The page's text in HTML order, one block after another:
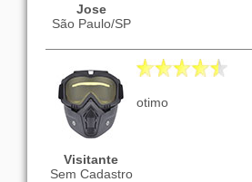
Jose
São Paulo/SP
Visitante
Sem Cadastro
otimo